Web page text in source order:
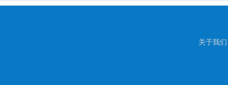
关于我们